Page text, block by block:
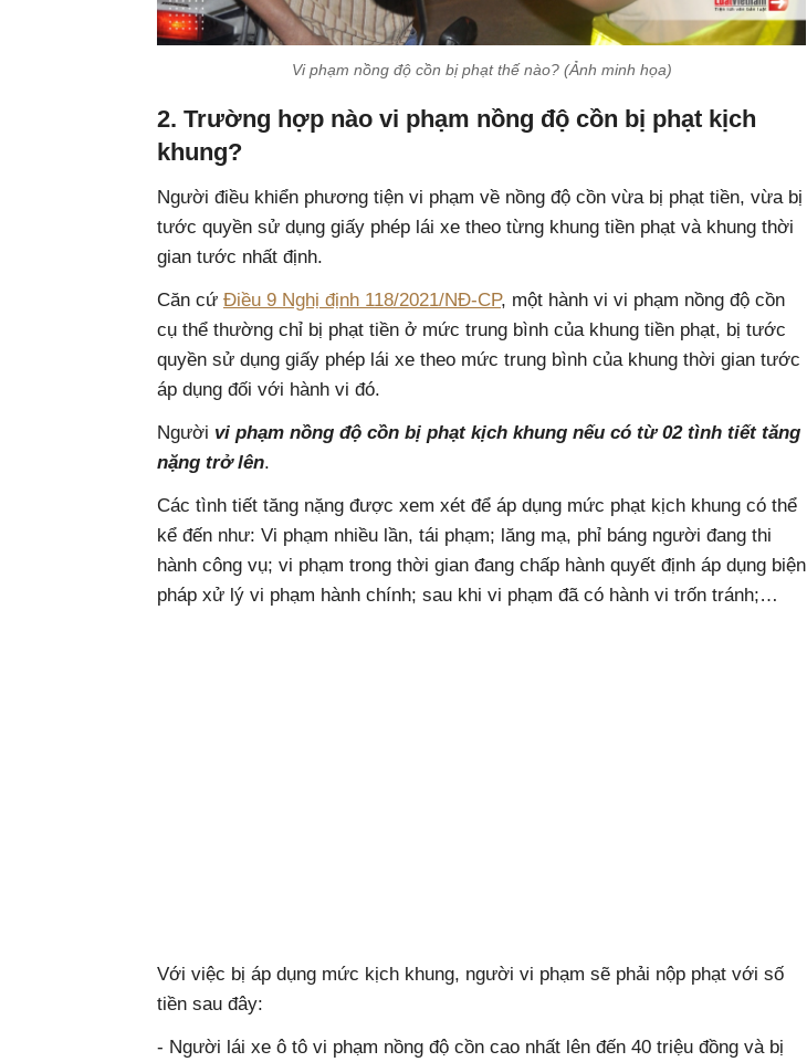
Vi phạm nồng độ cồn bị phạt thế nào? (Ảnh minh họa)
2. Trường hợp nào vi phạm nồng độ cồn bị phạt kịch
khung?
Người điều khiển phương tiện vi phạm về nồng độ cồn vừa bị phạt tiền, vừa bị
tước quyền sử dụng giấy phép lái xe theo từng khung tiền phạt và khung thời
gian tước nhất định.
Căn cứ Điều 9 Nghị định 118/2021/NĐ-CP, một hành vi vi phạm nồng độ cồn
cụ thể thường chỉ bị phạt tiền ở mức trung bình của khung tiền phạt, bị tước
quyền sử dụng giấy phép lái xe theo mức trung bình của khung thời gian tước
áp dụng đối với hành vi đó.
Người vi phạm nồng độ cồn bị phạt kịch khung nếu có từ 02 tình tiết tăng
nặng trở lên.
Các tình tiết tăng nặng được xem xét để áp dụng mức phạt kịch khung có thể
kể đến như: Vi phạm nhiều lần, tái phạm; lăng mạ, phỉ báng người đang thi
hành công vụ; vi phạm trong thời gian đang chấp hành quyết định áp dụng biện
pháp xử lý vi phạm hành chính; sau khi vi phạm đã có hành vi trốn tránh;…
Với việc bị áp dụng mức kịch khung, người vi phạm sẽ phải nộp phạt với số
tiền sau đây:
- Người lái xe ô tô vi phạm nồng độ cồn cao nhất lên đến 40 triệu đồng và bị